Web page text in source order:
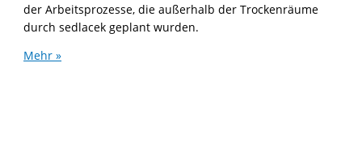
der Arbeitsprozesse, die außerhalb der Trockenräume
durch sedlacek geplant wurden.
Mehr »